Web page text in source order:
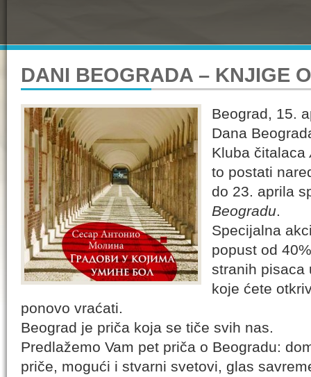
DANI BEOGRADA – KNJIGE
Beograd, 15.
Dana
Kluba čitalaca
to postati
do 23. aprila
Beogradu.
Specijalna
popust od
stranih pisaca
koje ćete
ponovo vraćati.
Beograd je priča koja se tiče svih nas.
Predlažemo Vam pet priča o Beogradu:
priče, mogući i stvarni svetovi, glas